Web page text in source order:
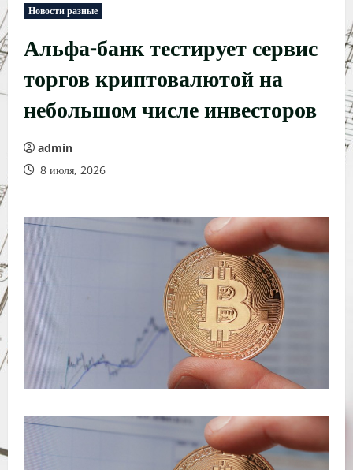
Новости разные
Альфа-банк тестирует сервис
торгов криптовалютой на
небольшом числе инвесторов
admin
8 июля, 2026